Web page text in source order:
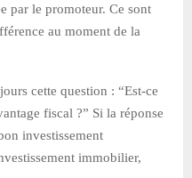
par le promoteur. Ce sont
au moment de la
cette question : “Est-ce
fiscal ?” Si la réponse
investissement
immobilier,